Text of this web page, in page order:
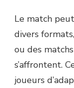
Le match
divers
ou des
s’affrontent.
joueurs